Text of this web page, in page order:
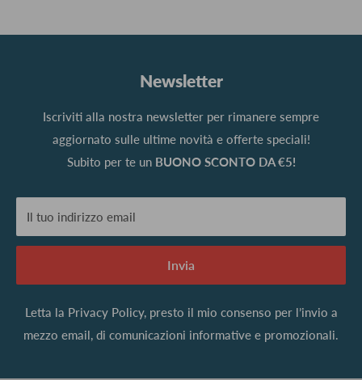
Newsletter
Iscriviti alla nostra newsletter per rimanere sempre
aggiornato sulle ultime novità e offerte speciali!
Subito per te un BUONO SCONTO DA €5!
Il tuo indirizzo email
Invia
Letta la Privacy Policy, presto il mio consenso per l’invio a
mezzo email, di comunicazioni informative e promozionali.